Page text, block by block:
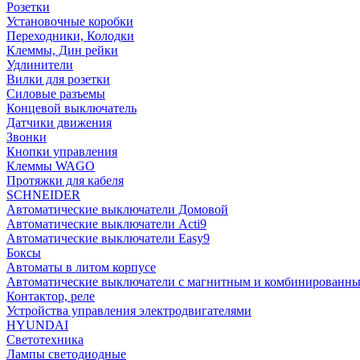
Розетки
Установочные коробки
Переходники, Колодки
Клеммы, Дин рейки
Удлинители
Вилки для розетки
Силовые разъемы
Концевой выключатель
Датчики движения
Звонки
Кнопки управления
Клеммы WAGO
Протяжки для кабеля
SCHNEIDER
Автоматические выключатели Домовой
Автоматические выключатели Acti9
Автоматические выключатели Easy9
Боксы
Автоматы в литом корпусе
Автоматические выключатели с магнитным и
Контактор, реле
Устройства управления электродвигателями
HYUNDAI
Светотехника
Лампы светодиодные